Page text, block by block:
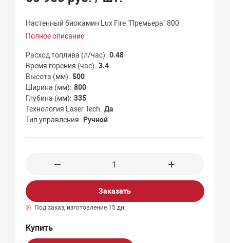
Настенный биокамин Lux Fire "Премьера" 800
Полное описание
Расход топлива (л/час) 0.48
Время горения (час) 3.4
Высота (мм) 500
Ширина (мм) 800
Глубина (мм) 335
Технология Laser Tech Да
Тип управления
Ручной
Заказать
Под заказ, изготовление 15 дн.